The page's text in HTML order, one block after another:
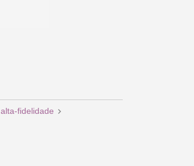
alta-fidelidade